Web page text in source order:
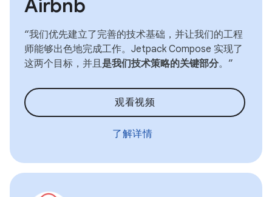
Airbnb
“我们优先建立了完善的技术基础，并让我们的工程
师能够出色地完成工作。Jetpack Compose 实现了
这两个目标，并且是我们技术策略的关键部分。”
观看视频
了解详情